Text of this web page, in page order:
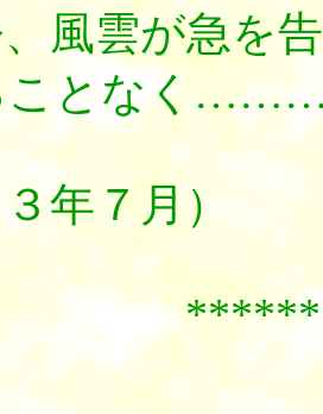
雲が急を告
ことなく
年７月）